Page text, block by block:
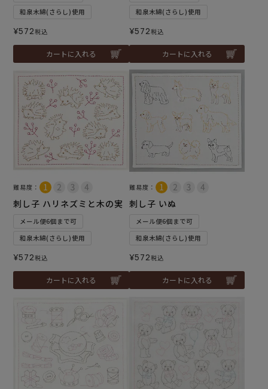
和泉木綿(さらし)使用
¥572税込
カートに入れる
和泉木綿(さらし)使用
¥572税込
カートに入れる
難易度：
刺し子 ハリネズミと木の実
メール便6個まで可
和泉木綿(さらし)使用
¥572税込
カートに入れる
難易度：
刺し子 いぬ
メール便6個まで可
和泉木綿(さらし)使用
¥572税込
カートに入れる